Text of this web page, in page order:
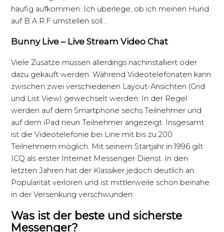
häufig aufkommen. Ich überlege, ob ich meinen Hund
auf B.A.R.F umstellen soll…
Bunny Live – Live Stream Video Chat
Viele Zusätze müssen allerdings nachinstalliert oder
dazu gekauft werden. Während Videotelefonaten kann
zwischen zwei verschiedenen Layout-Ansichten (Grid
und List View) gewechselt werden. In der Regel
werden auf dem Smartphone sechs Teilnehmer und
auf dem iPad neun Teilnehmer angezeigt. Insgesamt
ist die Videotelefonie bei Line mit bis zu 200
Teilnehmern möglich. Mit seinem Startjahr in 1996 gilt
ICQ als erster Internet Messenger Dienst. In den
letzten Jahren hat der Klassiker jedoch deutlich an
Popularität verloren und ist mittlerweile schon beinahe
in der Versenkung verschwunden.
Was ist der beste und sicherste
Messenger?